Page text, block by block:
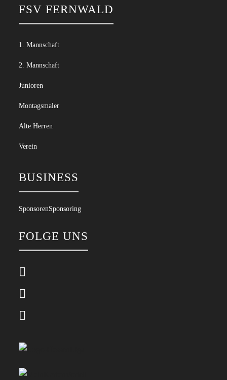
FSV FERNWALD
1. Mannschaft
2. Mannschaft
Junioren
Montagsmaler
Alte Herren
Verein
BUSINESS
SponsorenSponsoring
FOLGE UNS